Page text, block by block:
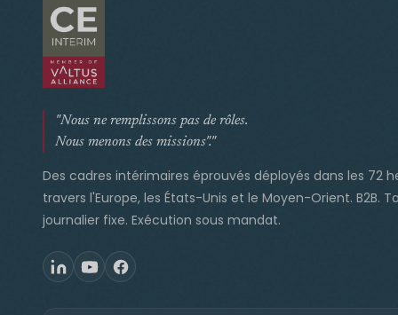
"Nous ne remplissons pas de rôles.
Nous menons des missions"."
Des cadres intérimaires éprouvés déployés dans les 72
travers l'Europe, les États-Unis et le Moyen-Orient. B2B.
journalier fixe. Exécution sous mandat.